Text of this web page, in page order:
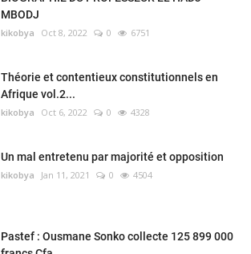
MBODJ
kikobya Oct 8, 2022 0 6751
Théorie et contentieux constitutionnels en
Afrique vol.2...
kikobya Oct 6, 2022 0 4328
Un mal entretenu par majorité et opposition
kikobya Jan 11, 2021 0 4504
Pastef : Ousmane Sonko collecte 125 899 000